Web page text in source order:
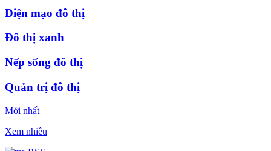
Diện mạo đô thị
Đô thị xanh
Nếp sống đô thị
Quản trị đô thị
Mới nhất
Xem nhiều